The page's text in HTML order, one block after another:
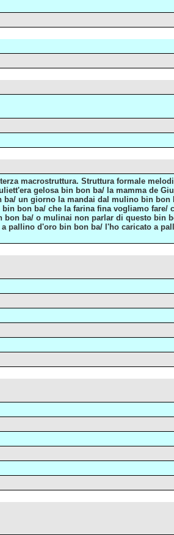
macrostruttura. Struttura formale
gelosa bin bon ba/ la mamma de
un giorno la mandai dal mulino bin
bon ba/ che la farina fina vogliamo
ba/ o mulinai non parlar di questo bin
d'oro bin bon ba/ l'ho caricato a